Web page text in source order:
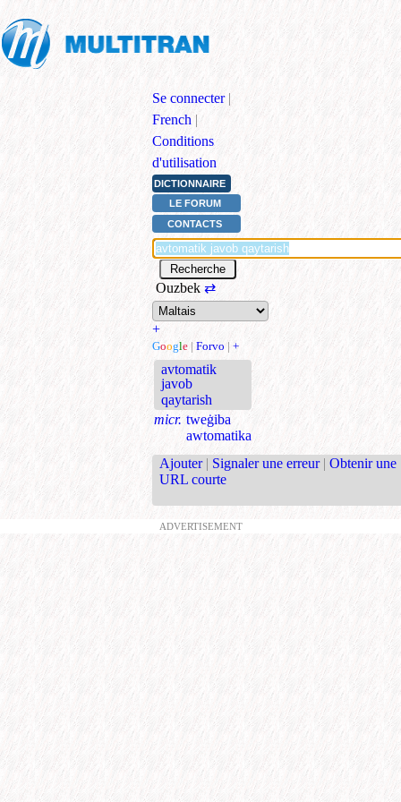
Se connecter |
French |
Conditions
d'utilisation
DICTIONNAIRE
LE FORUM
CONTACTS
Ouzbek ⇄
+
Google | Forvo | +
avtomatik
javob
qaytarish
micr. tweġiba
awtomatika
Ajouter | Signaler une erreur | Obtenir une
URL courte
ADVERTISEMENT